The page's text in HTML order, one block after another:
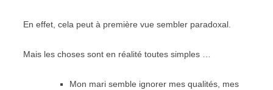
En effet, cela peut à première vue sembler paradoxal.
Mais les choses sont en réalité toutes simples …
Mon mari semble ignorer mes qualités, mes